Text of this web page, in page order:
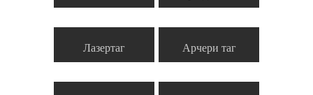
Лазертаг Арчери таг